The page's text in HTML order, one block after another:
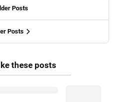
Posts
Posts
these posts